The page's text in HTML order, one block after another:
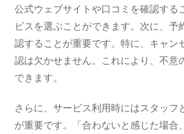
公式ウェブサイトや口コミを確認する
ビスを選ぶことができます。次に、予
認することが重要です。特に、キャン
認は欠かせません。これにより、不意
できます。
さらに、サービス利用時にはスタッフ
が重要です。「合わないと感じた場合